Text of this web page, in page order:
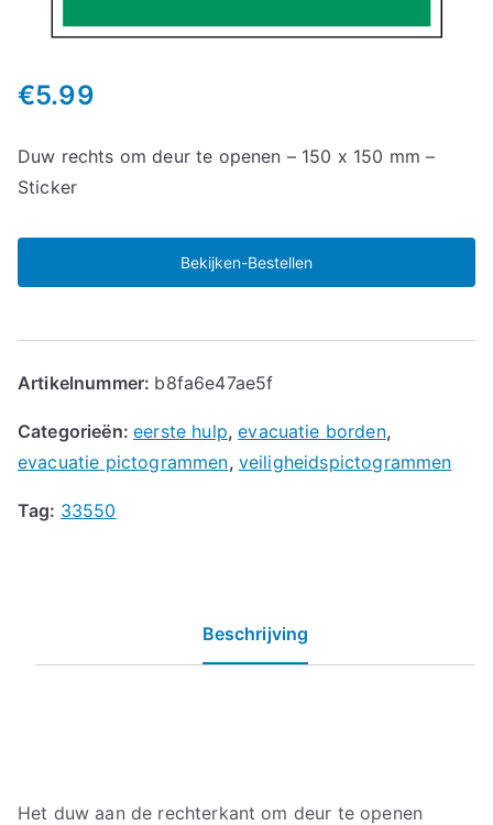
€5.99
Duw rechts om deur te openen – 150 x 150 mm –
Sticker
Bekijken-Bestellen
Artikelnummer: b8fa6e47ae5f
Categorieën:eerste hulp,evacuatie borden,
evacuatie pictogrammen, veiligheidspictogrammen
Tag: 33550
Beschrijving
Het duw aan de rechterkant om deur te openen